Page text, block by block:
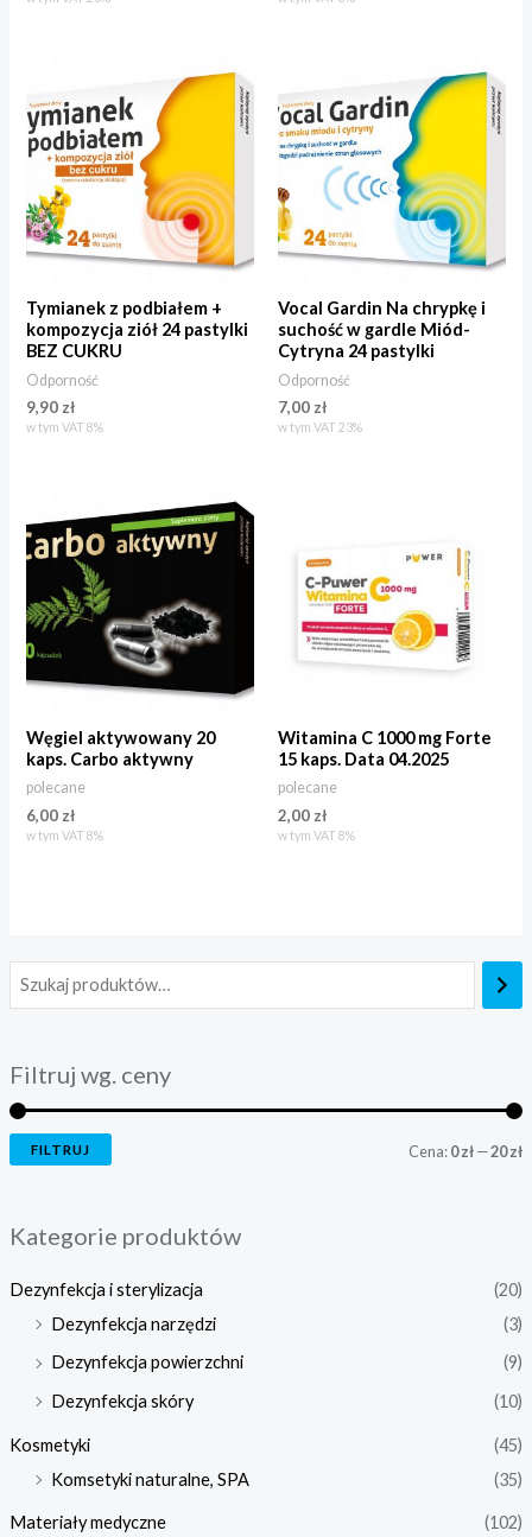
Filtruj wg. ceny
FILTRUJ Cena:0 zł—20 zł
Kategorie produktów
Dezynfekcja i sterylizacja
(20)
Dezynfekcja narzędzi
(3)
Dezynfekcja powierzchni
(9)
Dezynfekcja skóry
(10)
Kosmetyki
(45)
Komsetyki naturalne, SPA
(35)
Materiały medyczne (102)
Tymianek z podbiałem +
kompozycja ziół 24 pastylki
BEZ CUKRU
Odporność
9,90 zł
w tym VAT 8%
Vocal Gardin Na chrypkę i
suchość w gardle Miód-
Cytryna 24 pastylki
Odporność
7,00 zł
w tym VAT 23%
Węgiel aktywowany 20
kaps. Carbo aktywny
polecane
6,00 zł
w tym VAT 8%
Witamina C 1000 mg Forte
15 kaps. Data 04.2025
polecane
2,00 zł
w tym VAT 8%